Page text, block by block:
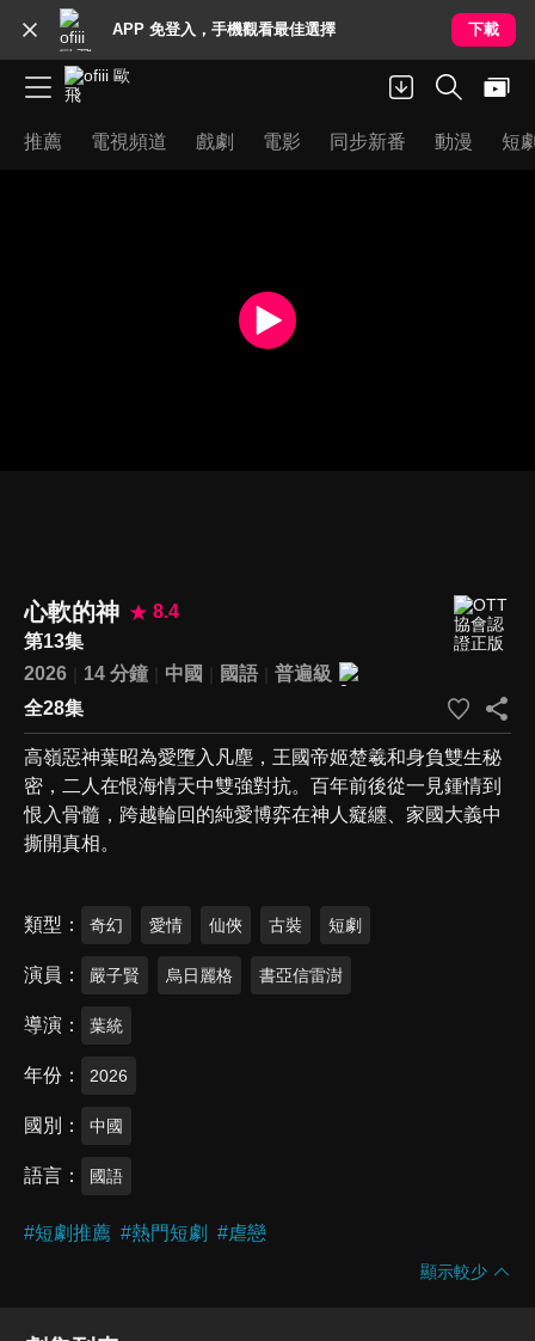
APP 免登入，手機觀看最佳選擇 下載
推薦 電視頻道 戲劇 電影 同步新番 動漫 短
心軟的神
8.4
第13集
2026
14 分鐘 中國 國語
普遍級
全28集
高嶺惡神葉昭為愛墮入凡塵，王國帝姬楚羲和身負雙生秘
密，二人在恨海情天中雙強對抗。百年前後從一見鍾情到
恨入骨髓，跨越輪回的純愛博弈在神人癡纏、家國大義中
撕開真相。
類型 奇幻 愛情 仙俠 古裝 短劇
演員 嚴子賢 烏日麗格 書亞信雷澍
導演 葉統
年份 2026
國別 中國
語言 國語
#短劇推薦 #熱門短劇 #虐戀
顯示較少